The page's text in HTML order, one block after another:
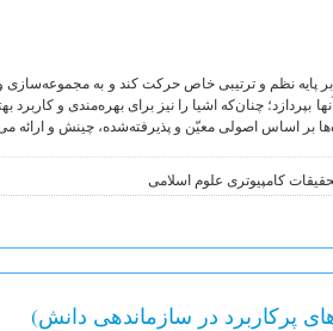
پایه نظم و ترتیبی خاص حرکت کند و به مجموعه‌سازی
بپردازد؛ چنان‌که اشیا را نیز برای بهره‌مندی و کاربرد
بر اساس اصولی معیّن و پذیرفته‌شده، چینش و ارائه
کامپیوتری علوم اسلامی
پرکاربرد در سازماندهی دانش)